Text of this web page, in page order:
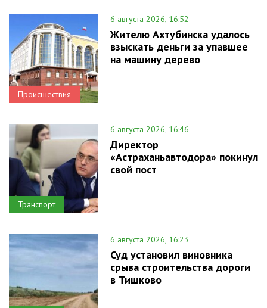
Происшествия
6 августа 2026, 16:52
Жителю Ахтубинска удалось
взыскать деньги за упавшее
на машину дерево
Транспорт
6 августа 2026, 16:46
Директор
«Астраханьавтодора» покинул
свой пост
6 августа 2026, 16:23
Суд установил виновника
срыва строительства дороги
в Тишково